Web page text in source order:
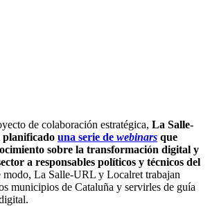
de colaboración estratégica, La Salle-
una serie de webinars que
sobre la transformación digital y
a responsables políticos y técnicos del
modo, La Salle-URL y Localret trabajan
municipios de Cataluña y servirles de guía